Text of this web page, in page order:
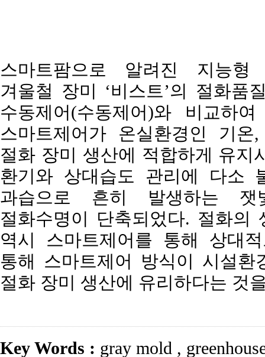
스마트팜으로 알려진 지능형
겨울철 장미 ‘비스트’의 절화품
수동제어(수동제어)와 비교하
스마트제어가 온실환경인 기
절화 장미 생산에 적합하게 유지
환기와 상대습도 관리에 다소
과습으로 흔히 발생하는 잿
절화수명이 단축되었다. 절화
역시 스마트제어를 통해 상대
통해 스마트제어 방식이 시설
절화 장미 생산에 유리하다는 것
Key Words : gray mold ,